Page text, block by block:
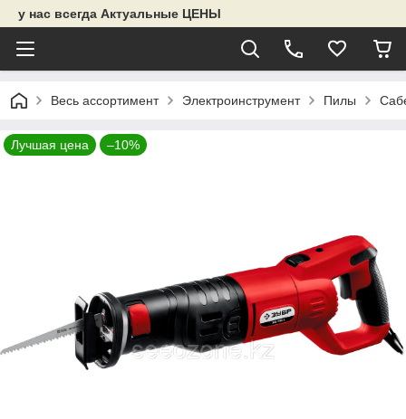
у нас всегда Актуальные ЦЕНЫ
Весь ассортимент Электроинструмент Пилы
Лучшая цена –10%